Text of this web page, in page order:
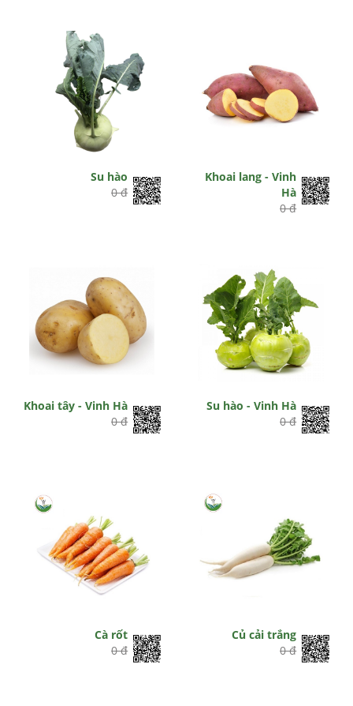
Su hào
0 đ
Khoai lang - Vinh
Hà
0 đ
Khoai tây - Vinh Hà
0 đ
Su hào - Vinh Hà
0 đ
Cà rốt
0 đ
Củ cải trắng
0 đ